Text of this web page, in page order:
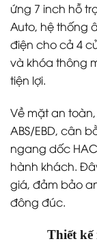
ứng 7 inch hỗ
Auto, hệ thống
điện cho cả 4
và khóa thông
tiện lợi.
Về mặt an
ABS/EBD, cân
ngang dốc
hành khách.
giá, đảm bảo
đông đúc.
Thiết kế